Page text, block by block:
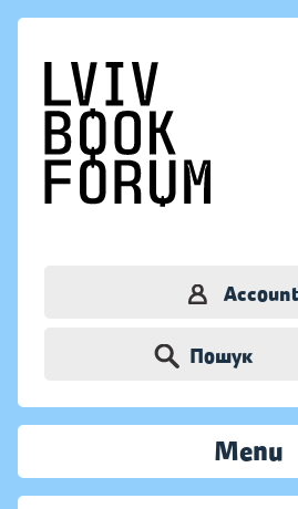
Account
Пошук
Menu